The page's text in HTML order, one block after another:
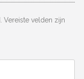
Vereiste velden zijn